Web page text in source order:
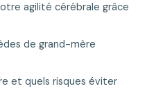
agilité cérébrale grâce
de grand-mère
et quels risques éviter